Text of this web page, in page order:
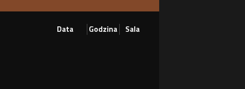
Data Godzina Sala